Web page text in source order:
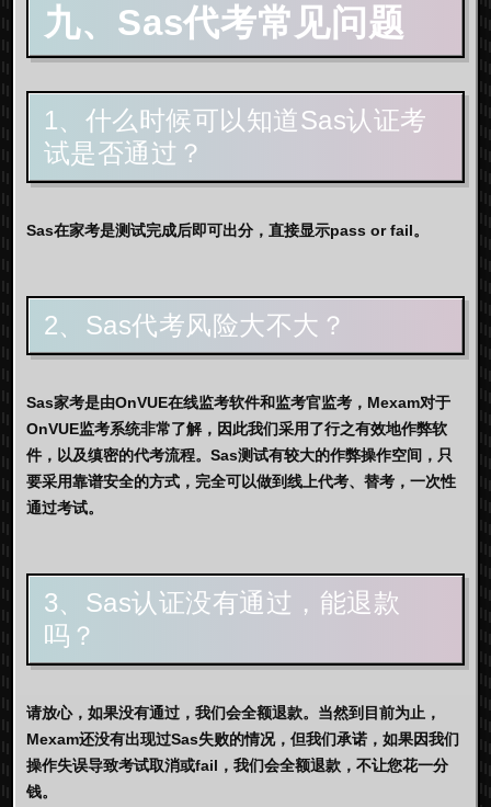
九、Sas代考常见问题
1、什么时候可以知道Sas认证考
试是否通过？
Sas在家考是测试完成后即可出分，直接显示pass or fail。
2、Sas代考风险大不大？
Sas家考是由OnVUE在线监考软件和监考官监考，Mexam对于
OnVUE监考系统非常了解，因此我们采用了行之有效地作弊软
件，以及缜密的代考流程。Sas测试有较大的作弊操作空间，只
要采用靠谱安全的方式，完全可以做到线上代考、替考，一次性
通过考试。
3、Sas认证没有通过，能退款
吗？
请放心，如果没有通过，我们会全额退款。当然到目前为止，
Mexam还没有出现过Sas失败的情况，但我们承诺，如果因我们
操作失误导致考试取消或fail，我们会全额退款，不让您花一分
钱。